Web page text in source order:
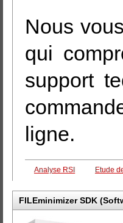
Nous
qui
support
ligne.
Analyse RSI Etude
FILEminimizer SDK